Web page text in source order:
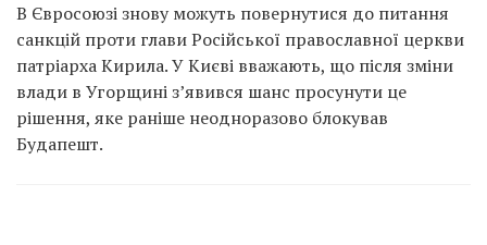
В Євросоюзі знову можуть повернутися до питання
санкцій проти глави Російської православної церкви
патріарха Кирила. У Києві вважають, що після зміни
влади в Угорщині з’явився шанс просунути це
рішення, яке раніше неодноразово блокував
Будапешт.